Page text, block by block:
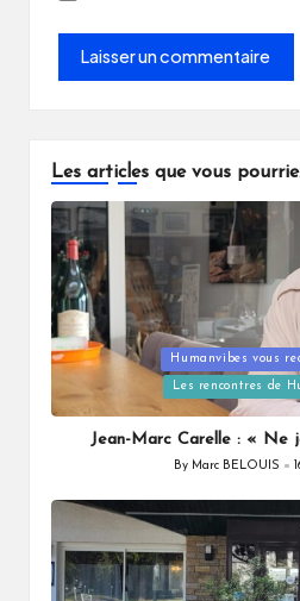
Les articles que vous
Posted
Humanvibes vous
Les rencontres de
Jean-Marc Carelle : « Ne
Posted
By Marc BELOUIS